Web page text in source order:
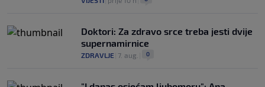
Doktori: Za zdravo srce treba jesti dvije
supernamirnice
ZDRAVLJE 7. aug. 0